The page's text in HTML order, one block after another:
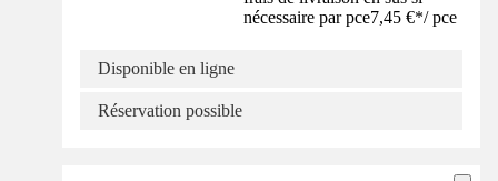
nécessaire par pce7,45 €*/ pce
Disponible en ligne
Réservation possible